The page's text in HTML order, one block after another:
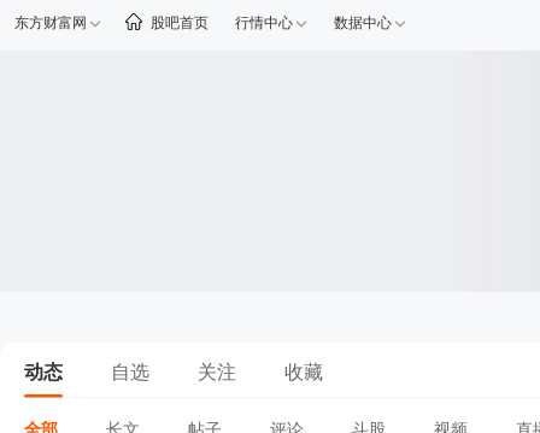
东方财富网 股吧首页 行情中心 数据中心
动态 自选 关注 收藏
全部 长文 帖子 评论 斗股 视频 直